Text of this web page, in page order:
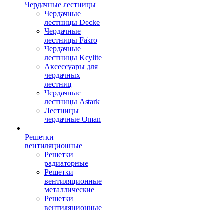
Чердачные лестницы
Чердачные
лестницы Docke
Чердачные
лестницы Fakro
Чердачные
лестницы Keylite
Аксессуары для
чердачных
лестниц
Чердачные
лестницы Astark
Лестницы
чердачные Oman
Решетки
вентиляционные
Решетки
радиаторные
Решетки
вентиляционные
металлические
Решетки
вентиляционные